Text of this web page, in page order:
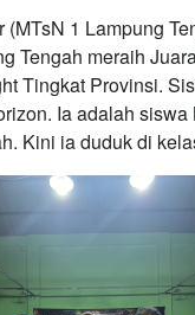
(MTsN 1 Lampung
Tengah meraih
Tingkat Provinsi.
Ia adalah siswa
Kini ia duduk di